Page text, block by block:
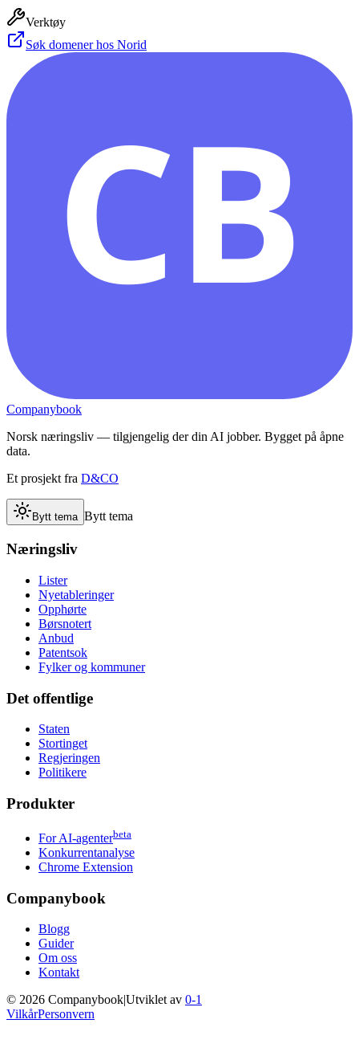
Verktøy
Søk domener hos Norid
CB
Companybook
Norsk næringsliv — tilgjengelig der din AI jobber. Bygget på åpne
data.
Et prosjekt fra D&CO
Bytt tema Bytt tema
Næringsliv
Lister
Nyetableringer
Opphørte
Børsnotert
Anbud
Patentsok
Fylker og kommuner
Det offentlige
Staten
Stortinget
Regjeringen
Politikere
Produkter
For AI-agenterbeta
Konkurrentanalyse
Chrome Extension
Companybook
Blogg
Guider
Om oss
Kontakt
© 2026 CompanybookUtviklet av 0-1
VilkårPersonvern